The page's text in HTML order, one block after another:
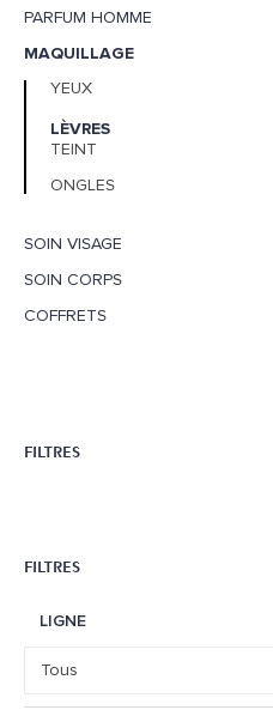
PARFUM HOMME
MAQUILLAGE
YEUX
LÈVRES
TEINT
ONGLES
SOIN VISAGE
SOIN CORPS
COFFRETS
FILTRES
FILTRES
LIGNE
Tous